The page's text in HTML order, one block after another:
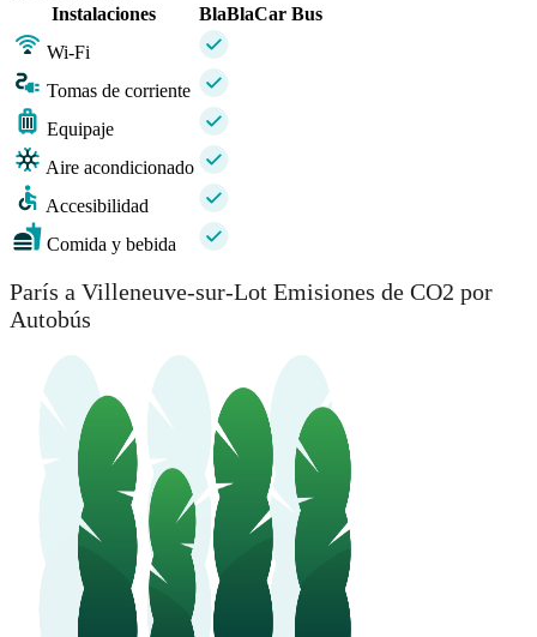
Instalaciones
BlaBlaCar Bus
Wi-Fi
Tomas de corriente
Equipaje
Aire acondicionado
Accesibilidad
Comida y bebida
París a Villeneuve-sur-Lot Emisiones de CO2 por
Autobús